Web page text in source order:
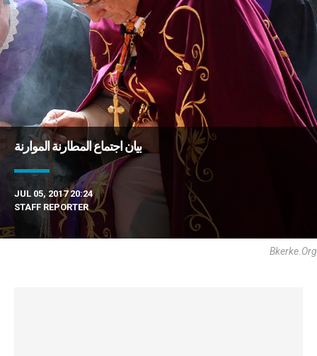
بيان اجتماع المطارنة الموارنة
JUL 05, 2017 20:24
STAFF REPORTER
Bkerke.org